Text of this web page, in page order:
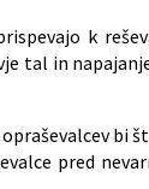
k
tal in
bi
pred